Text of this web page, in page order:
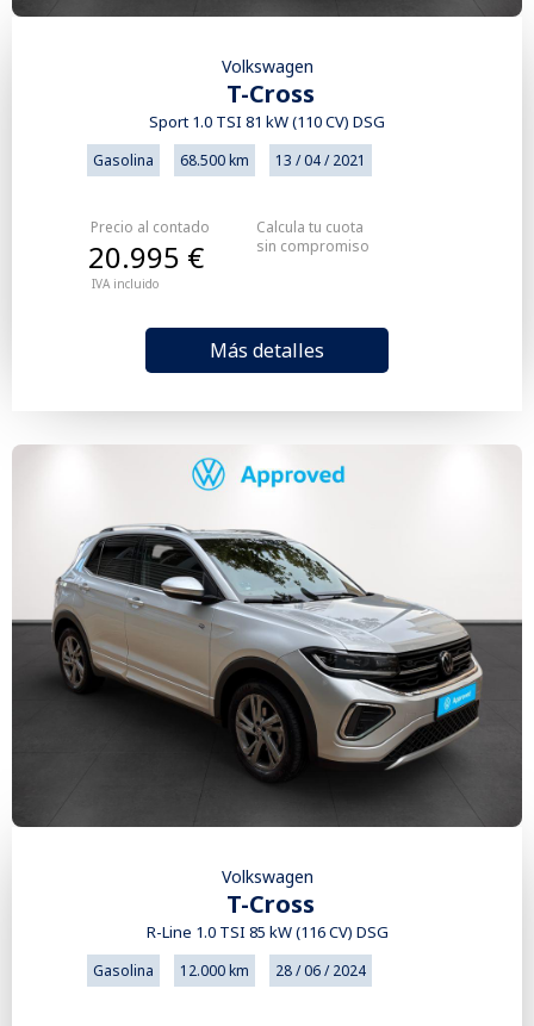
Volkswagen
T-Cross
Sport 1.0 TSI 81 kW (110 CV) DSG
Gasolina 68.500 km 13 / 04 / 2021
Precio al contado
IVA incluido
20.995 €
Más detalles
Calcula tu cuota
sin compromiso
Volkswagen
T-Cross
R-Line 1.0 TSI 85 kW (116 CV) DSG
Gasolina 12.000 km 28 / 06 / 2024